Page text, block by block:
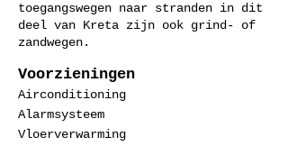
toegangswegen naar stranden in dit
deel van Kreta zijn ook grind- of
zandwegen.
Voorzieningen
Airconditioning
Alarmsysteem
Vloerverwarming